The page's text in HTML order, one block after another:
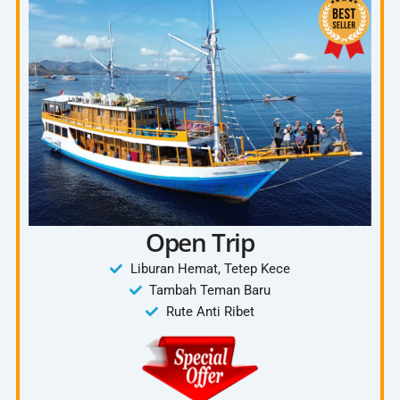
Tanya Paket 4D3N
Chek Out dari Waerebo
Kembali ke Labuan Bajo
Included :
Mobil Innova
Tiket Waerebo
Penginapan Waerebo
Ojek
4 kali makan
Tiket Pesawat
Pengeluaran Pribadi
Open Trip
Liburan Hemat, Tetep Kece
Tambah Teman Baru
Rute Anti Ribet